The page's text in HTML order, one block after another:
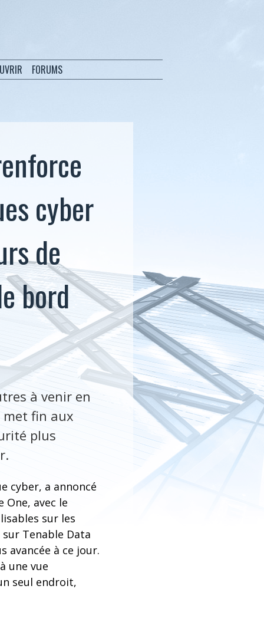
FORUMS
cyber
de
bord
à venir en
met fin aux
plus
cyber, a annoncé
avec le
sur les
Tenable Data
avancée à ce jour.
une vue
seul endroit,